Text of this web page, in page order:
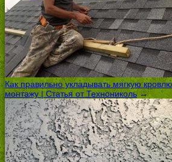
Как правильно укладывать мягкую
монтажу | Статья от Технониколь→